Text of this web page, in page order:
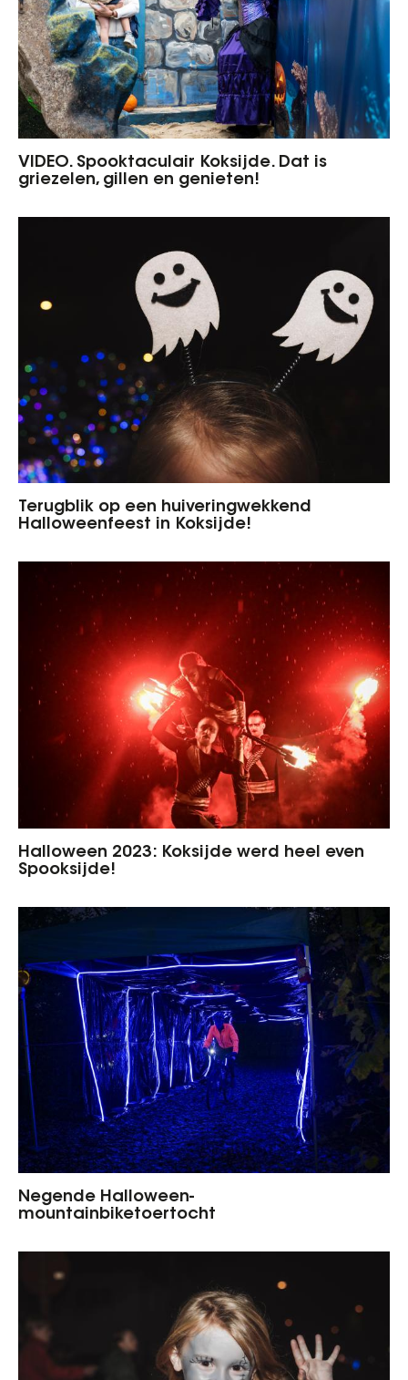
VIDEO. Spooktaculair Koksijde. Dat is
griezelen, gillen en genieten!
Terugblik op een huiveringwekkend
Halloweenfeest in Koksijde!
Halloween 2023: Koksijde werd heel even
Spooksijde!
Negende Halloween-
mountainbiketoertocht